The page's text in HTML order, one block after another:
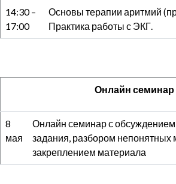
14:30 –
17:00
Основы терапии аритмий
Практика работы с ЭКГ.
Онлайн семинар
8
мая
Онлайн семинар с
задания, разбором непонятных
закреплением материала